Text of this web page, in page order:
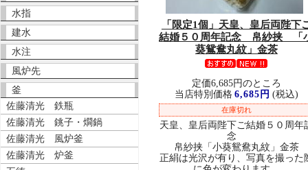
水指
建水
水注
風炉先
釜
佐藤清光 鉄瓶
佐藤清光 銚子・燗鍋
佐藤清光 風炉釜
佐藤清光 炉釜
「限定1個」 天皇、皇后両陛下
結婚５０周年記念 帛紗挟 「
葵鴛鴦丸紋」金茶
定価6,685円のところ
当店特別価格 6,685円 (税込)
在庫切れ
天皇、皇后両陛下ご結婚５０周年
念
帛紗挟「小葵鴛鴦丸紋」金茶
正絹は光沢が有り、写真を撮った